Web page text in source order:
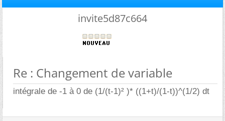
invite5d87c664
Re : Changement de variable
intégrale de -1 à 0 de (1/(t-1)² )* ((1+t)/(1-t))^(1/2) dt